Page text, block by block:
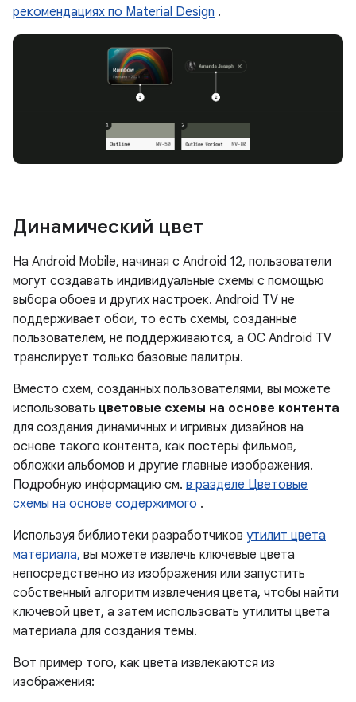
рекомендациях по Material Design .
Динамический цвет
На Android Mobile, начиная с Android 12, пользователи
могут создавать индивидуальные схемы с помощью
выбора обоев и других настроек. Android TV не
поддерживает обои, то есть схемы, созданные
пользователем, не поддерживаются, а ОС Android TV
транслирует только базовые палитры.
Вместо схем, созданных пользователями, вы можете
использовать цветовые схемы на основе контента
для создания динамичных и игривых дизайнов на
основе такого контента, как постеры фильмов,
обложки альбомов и другие главные изображения.
Подробную информацию см. в разделе Цветовые
схемы на основе содержимого .
Используя библиотеки разработчиков утилит цвета
материала, вы можете извлечь ключевые цвета
непосредственно из изображения или запустить
собственный алгоритм извлечения цвета, чтобы найти
ключевой цвет, а затем использовать утилиты цвета
материала для создания темы.
Вот пример того, как цвета извлекаются из
изображения: